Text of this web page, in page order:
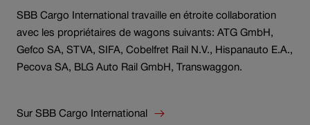
SBB Cargo International travaille en étroite collaboration
avec les propriétaires de wagons suivants: ATG GmbH,
Gefco SA, STVA, SIFA, Cobelfret Rail N.V., Hispanauto E.A.,
Pecova SA, BLG Auto Rail GmbH, Transwaggon.
Sur SBB Cargo International